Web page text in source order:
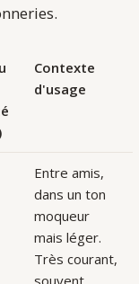
Contexte
d'usage
Entre amis,
dans un ton
moqueur
mais léger.
Très courant,